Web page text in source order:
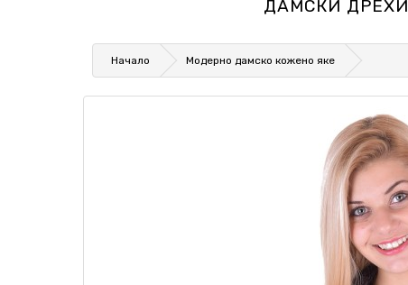
ДАМСКИ ДРЕХИ
Начало Модерно дамско кожено яке